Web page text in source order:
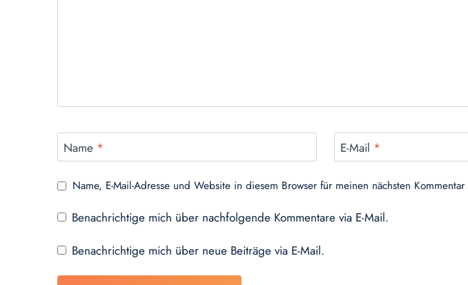
Name * E-Mail *
Name, E-Mail-Adresse und Website in diesem Browser für meinen nächsten
Benachrichtige mich über nachfolgende Kommentare via E-Mail.
Benachrichtige mich über neue Beiträge via E-Mail.